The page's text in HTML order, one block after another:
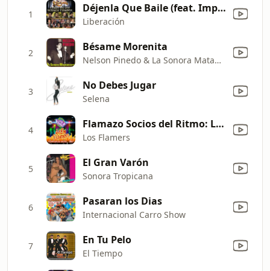
1 Déjenla Que Baile (feat. Impacto De Montemorelos)
Liberación
2 Bésame Morenita
Nelson Pinedo & La Sonora Matancera
3 No Debes Jugar
Selena
4 Flamazo Socios del Ritmo: La Carreta / Ni Queta Ni Carreta / El Carreton / Llorar / Felicidad / Amor por Internet / Caballo Lechero / Lero Lero Presumido / ... (En Vivo)
Los Flamers
5 El Gran Varón
Sonora Tropicana
6 Pasaran los Dias
Internacional Carro Show
7 En Tu Pelo
El Tiempo